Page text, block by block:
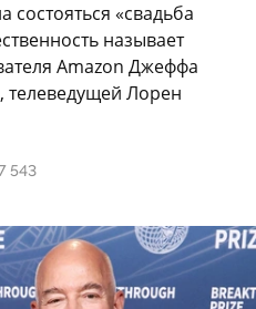
«свадьба
называет
Amazon Джеффа
телеведущей Лорен
543